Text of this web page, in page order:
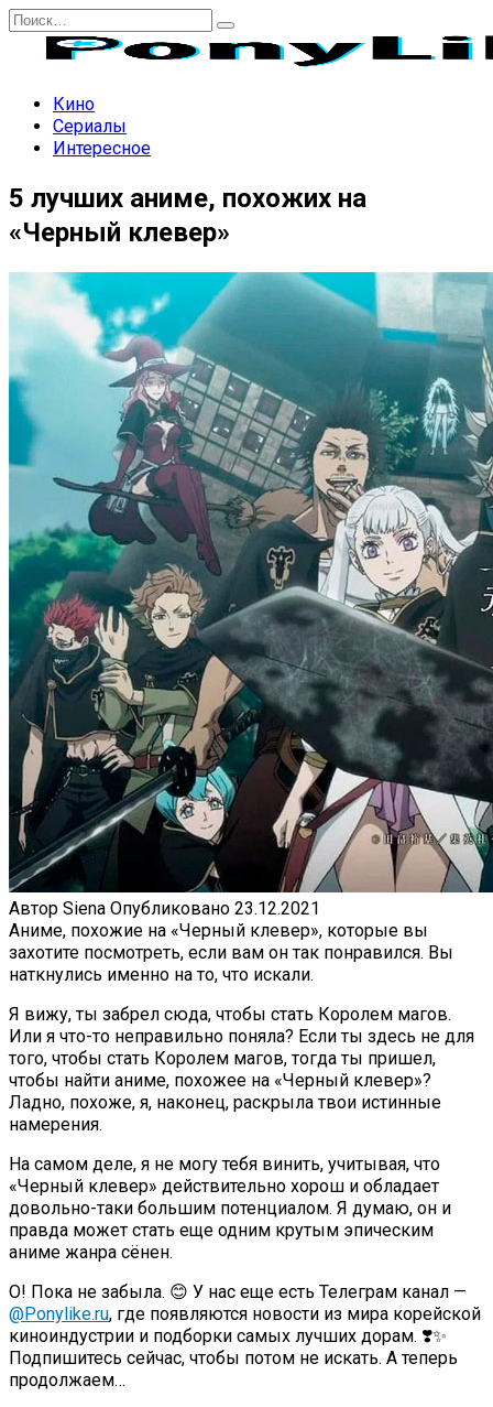
Перейти
содержанию
Search
Кино
Сериалы
Интересное
5 лучших аниме, похожих на
«Черный клевер»
Автор Siena Опубликовано 23.12.2021
Аниме, похожие на «Черный клевер», которые вы
захотите посмотреть, если вам он так понравился. Вы
наткнулись именно на то, что искали.
Я вижу, ты забрел сюда, чтобы стать Королем магов.
Или я что-то неправильно поняла? Если ты здесь не для
того, чтобы стать Королем магов, тогда ты пришел,
чтобы найти аниме, похожее на «Черный клевер»?
Ладно, похоже, я, наконец, раскрыла твои истинные
намерения.
На самом деле, я не могу тебя винить, учитывая, что
«Черный клевер» действительно хорош и обладает
довольно-таки большим потенциалом. Я думаю, он и
правда может стать еще одним крутым эпическим
аниме жанра сёнен.
О! Пока не забыла. 😊 У нас еще есть Телеграм канал —
@Ponylike.ru, где появляются новости из мира корейской
киноиндустрии и подборки самых лучших дорам. ❣️✨
Подпишитесь сейчас, чтобы потом не искать. А теперь
продолжаем…